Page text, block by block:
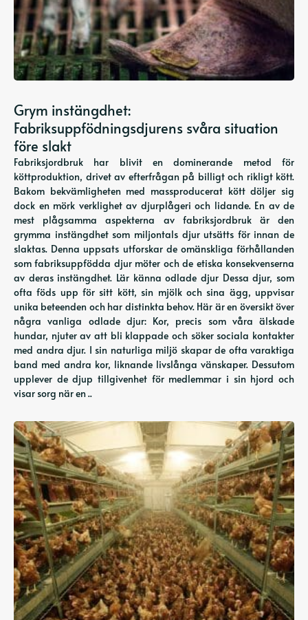
Grym instängdhet:
Fabriksuppfödningsdjurens svåra situation
före slakt
Fabriksjordbruk har blivit en dominerande metod för
köttproduktion, drivet av efterfrågan på billigt och rikligt kött.
Bakom bekvämligheten med massproducerat kött döljer sig
dock en mörk verklighet av djurplågeri och lidande. En av de
mest plågsamma aspekterna av fabriksjordbruk är den
grymma instängdhet som miljontals djur utsätts för innan de
slaktas. Denna uppsats utforskar de omänskliga förhållanden
som fabriksuppfödda djur möter och de etiska konsekvenserna
av deras instängdhet. Lär känna odlade djur Dessa djur, som
ofta föds upp för sitt kött, sin mjölk och sina ägg, uppvisar
unika beteenden och har distinkta behov. Här är en översikt över
några vanliga odlade djur: Kor, precis som våra älskade
hundar, njuter av att bli klappade och söker sociala kontakter
med andra djur. I sin naturliga miljö skapar de ofta varaktiga
band med andra kor, liknande livslånga vänskaper. Dessutom
upplever de djup tillgivenhet för medlemmar i sin hjord och
visar sorg när en ..